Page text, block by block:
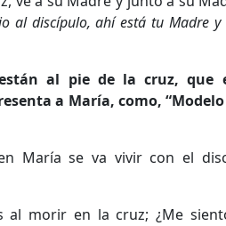
al discípulo, ahí está tu Madre y
al pie de la cruz, que
a María, como,
María se va vivir con el
al morir en la cruz; ¿Me